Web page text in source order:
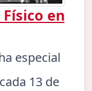
en
especial
13 de